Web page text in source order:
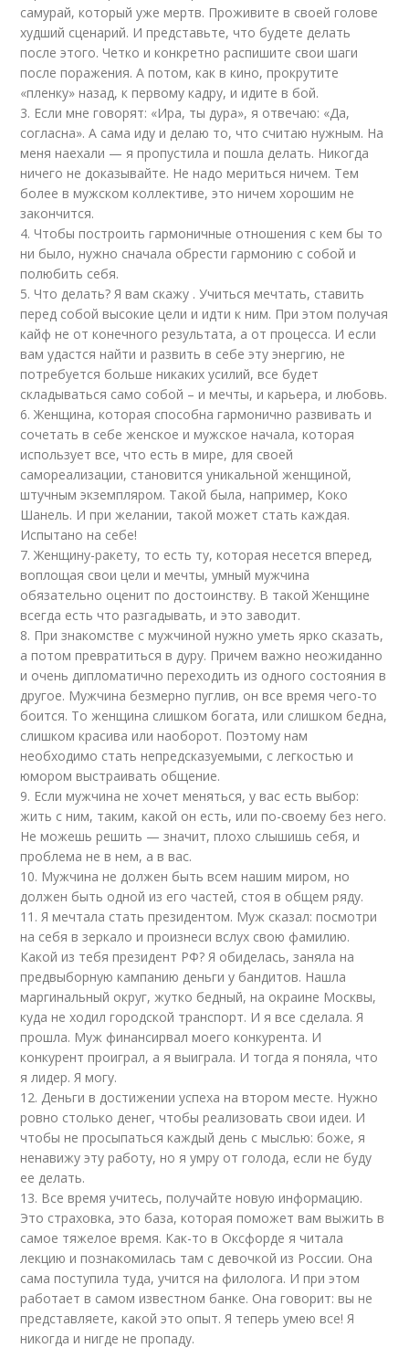
самурай, который уже мертв. Проживите в своей голове
худший сценарий. И представьте, что будете делать
после этого. Четко и конкретно распишите свои шаги
после поражения. А потом, как в кино, прокрутите
«пленку» назад, к первому кадру, и идите в бой.
3. Если мне говорят: «Ира, ты дура», я отвечаю: «Да,
согласна». А сама иду и делаю то, что считаю нужным. На
меня наехали — я пропустила и пошла делать. Никогда
ничего не доказывайте. Не надо мериться ничем. Тем
более в мужском коллективе, это ничем хорошим не
закончится.
4. Чтобы построить гармоничные отношения с кем бы то
ни было, нужно сначала обрести гармонию с собой и
полюбить себя.
5. Что делать? Я вам скажу . Учиться мечтать, ставить
перед собой высокие цели и идти к ним. При этом получая
кайф не от конечного результата, а от процесса. И если
вам удастся найти и развить в себе эту энергию, не
потребуется больше никаких усилий, все будет
складываться само собой – и мечты, и карьера, и любовь.
6. Женщина, которая способна гармонично развивать и
сочетать в себе женское и мужское начала, которая
использует все, что есть в мире, для своей
самореализации, становится уникальной женщиной,
штучным экземпляром. Такой была, например, Коко
Шанель. И при желании, такой может стать каждая.
Испытано на себе!
7. Женщину-ракету, то есть ту, которая несется вперед,
воплощая свои цели и мечты, умный мужчина
обязательно оценит по достоинству. В такой Женщине
всегда есть что разгадывать, и это заводит.
8. При знакомстве с мужчиной нужно уметь ярко сказать,
а потом превратиться в дуру. Причем важно неожиданно
и очень дипломатично переходить из одного состояния в
другое. Мужчина безмерно пуглив, он все время чего-то
боится. То женщина слишком богата, или слишком бедна,
слишком красива или наоборот. Поэтому нам
необходимо стать непредсказуемыми, с легкостью и
юмором выстраивать общение.
9. Если мужчина не хочет меняться, у вас есть выбор:
жить с ним, таким, какой он есть, или по-своему без него.
Не можешь решить — значит, плохо слышишь себя, и
проблема не в нем, а в вас.
10. Мужчина не должен быть всем нашим миром, но
должен быть одной из его частей, стоя в общем ряду.
11. Я мечтала стать президентом. Муж сказал: посмотри
на себя в зеркало и произнеси вслух свою фамилию.
Какой из тебя президент РФ? Я обиделась, заняла на
предвыборную кампанию деньги у бандитов. Нашла
маргинальный округ, жутко бедный, на окраине Москвы,
куда не ходил городской транспорт. И я все сделала. Я
прошла. Муж финансирвал моего конкурента. И
конкурент проиграл, а я выиграла. И тогда я поняла, что
я лидер. Я могу.
12. Деньги в достижении успеха на втором месте. Нужно
ровно столько денег, чтобы реализовать свои идеи. И
чтобы не просыпаться каждый день с мыслью: боже, я
ненавижу эту работу, но я умру от голода, если не буду
ее делать.
13. Все время учитесь, получайте новую информацию.
Это страховка, это база, которая поможет вам выжить в
самое тяжелое время. Как-то в Оксфорде я читала
лекцию и познакомилась там с девочкой из России. Она
сама поступила туда, учится на филолога. И при этом
работает в самом известном банке. Она говорит: вы не
представляете, какой это опыт. Я теперь умею все! Я
никогда и нигде не пропаду.